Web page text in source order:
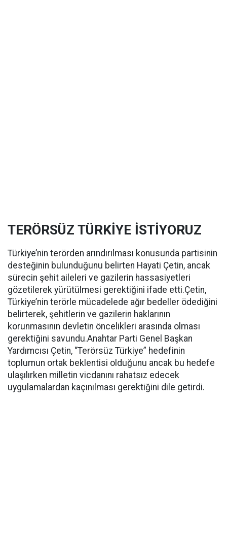
TERÖRSÜZ TÜRKİYE İSTİYORUZ
Türkiye’nin terörden arındırılması konusunda partisinin
desteğinin bulunduğunu belirten Hayati Çetin, ancak
sürecin şehit aileleri ve gazilerin hassasiyetleri
gözetilerek yürütülmesi gerektiğini ifade etti.Çetin,
Türkiye’nin terörle mücadelede ağır bedeller ödediğini
belirterek, şehitlerin ve gazilerin haklarının
korunmasının devletin öncelikleri arasında olması
gerektiğini savundu.Anahtar Parti Genel Başkan
Yardımcısı Çetin, “Terörsüz Türkiye” hedefinin
toplumun ortak beklentisi olduğunu ancak bu hedefe
ulaşılırken milletin vicdanını rahatsız edecek
uygulamalardan kaçınılması gerektiğini dile getirdi.